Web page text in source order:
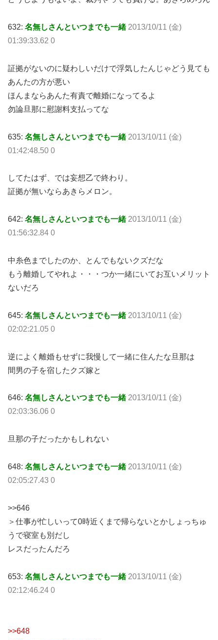
632: 名無しさんといつまでも一緒 2013/10/11 (金)
01:39:33.62 0
証拠がないのに疑わしいだけで浮気したんじゃどう見ても
あんたの方が悪い
ほんまならあんた有責で離婚になってるよ
勿論旦那に慰謝料支払ってな
635: 名無しさんといつまでも一緒 2013/10/11 (金)
01:42:48.50 0
してたはず、では妄想乙で終わり。
証拠が無いならあきらメロン。
642: 名無しさんといつまでも一緒 2013/10/11 (金)
01:56:32.84 0
中糸色までしたのか、とんでもないクズだな
もう離婚してやれよ・・・つか一緒にいてお互いメリット
ないだろ
645: 名無しさんといつまでも一緒 2013/10/11 (金)
02:02:21.05 0
逆によく離婚もせずに我慢して一緒に住んたな旦那は
間男の子を宿したクズ嫁と
646: 名無しさんといつまでも一緒 2013/10/11 (金)
02:03:36.06 0
旦那の子だったかもしれない
648: 名無しさんといつまでも一緒 2013/10/11 (金)
02:05:27.43 0
>>646
＞仕事が忙しいって0時近くまで帰らないとかしょっちゅ
うで寝室も別だし
レスだったんだろ
653: 名無しさんといつまでも一緒 2013/10/11 (金)
02:12:46.24 0
>>648